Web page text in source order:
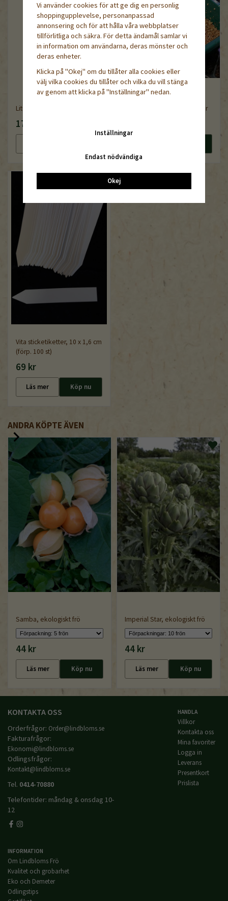
Liten såask för bredsådd
17 kr
Vermikulit fin, 1-3 mm, 5liter
Vita sticketiketter, 10 x 1,6 cm
(förp. 100 st)
69 kr
Läs mer Köp nu
ANDRA KÖPTE ÄVEN
Samba, ekologiskt frö
44 kr
Läs mer Köp nu
Imperial Star, ekologiskt frö
44 kr
Läs mer Köp nu
KONTAKTA OSS
Orderfrågor: Order@lindbloms.se
Fakturafrågor:
Ekonomi@lindbloms.se
Odlingsfrågor:
Kontakt@lindbloms.se
Tel. 0414-70880
Telefontider: måndag & onsdag 10-
12
HANDLA
Villkor
Kontakta oss
Mina favoriter
Logga in
Leverans
Presentkort
Prislista
INFORMATION
Om Lindbloms Frö
Kvalitet och grobarhet
Eko och Demeter
Odlingstips
Vi använder cookies för att ge dig en personlig
shoppingupplevelse, personanpassad
annonsering och för att hålla våra webbplatser
tillförlitliga och säkra. För detta ändamål samlar vi
in information om användarna, deras mönster och
deras enheter.
Klicka på "Okej" om du tillåter alla cookies eller
välj vilka cookies du tillåter och vilka du vill stänga
av genom att klicka på "Inställningar" nedan.
Inställningar
Endast nödvändiga
Okej